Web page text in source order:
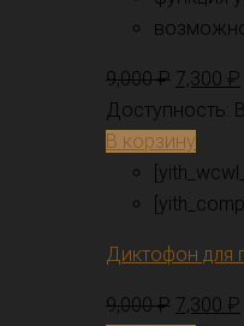
9,000₽ 7,300 ₽
Доступность:
В корзину
Диктофон для
9,000₽ 7,300 ₽